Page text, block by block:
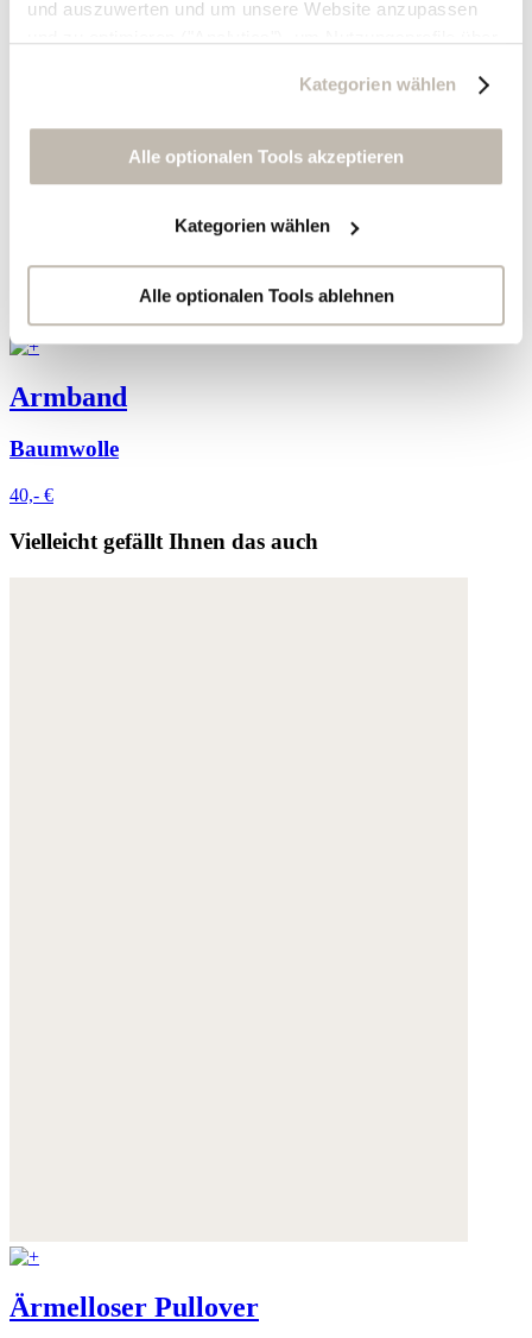
und auszuwerten und um unsere Website anzupassen
zu erstellen, um personalisierte Werbung auszuliefern,
Sie erneut mit Werbung anzusprechen sowie um unsere
Werbekampagnen auszuwerten ("Marketing").
Ihre Daten werden mit Dienstanbietern geteilt, die wir in
der Datenschutzerklärung genauer auflisten oder wenn
Sie auf "Kategorien wählen" klicken.
Indem Sie auf "Alle optionalen Tools akzeptieren" klicken,
wie zuvor beschrieben einverstanden.
Sie können Ihre Einwilligung jederzeit anpassen oder für
die Zukunft widerrufen.
Weitere Informationen:Datenschutz
Kategorien wählen
Alle optionalen Tools akzeptieren
Kategorien wählen
Alle optionalen Tools ablehnen
Armband
Baumwolle
40,- €
Vielleicht gefällt Ihnen das auch
Ärmelloser Pullover